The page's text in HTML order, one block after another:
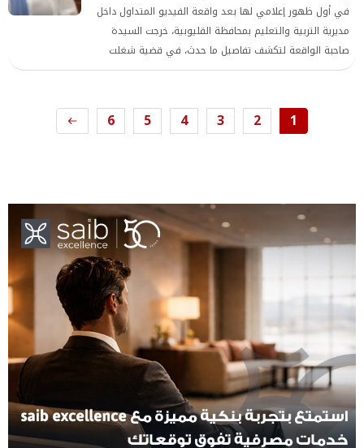
في أول ظهور إعلامي لها بعد واقعة الفيديو المتداول داخل
مديرية التربية والتعليم بمحافظة القليوبية، خرجت السيدة
صاحبة الواقعة لتكشف تفاصيل ما حدث، في قضية شغلت
الرأي العام خلال الفترة الأخيرة وأثارت جدلًا واسعًا عبر مواقع
ولم تتعمد تسريبه، وإنما قامت بتسجيله باعتباره دليلًا ضمن
شكوى رسمية تقدمت بها للجهات المختصة.
1
2
3
4
5
6